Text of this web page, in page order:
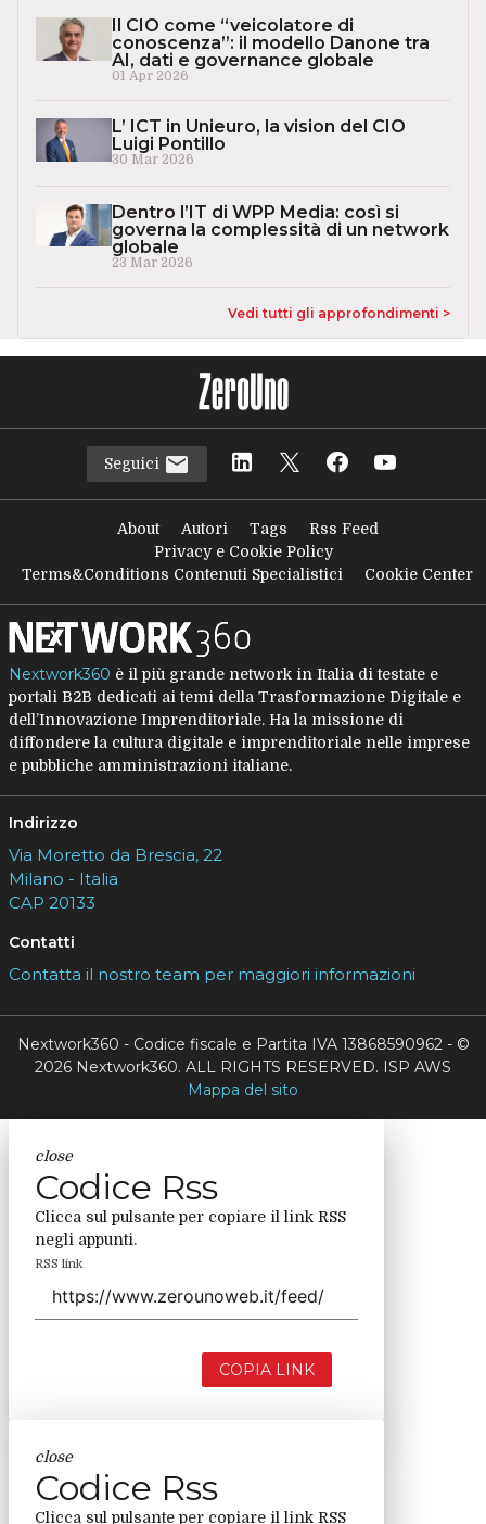
Il CIO come “veicolatore di
conoscenza”: il modello Danone tra
AI, dati e governance globale
01 Apr 2026
L’ ICT in Unieuro, la vision del CIO
Luigi Pontillo
30 Mar 2026
Dentro l’IT di WPP Media: così si
governa la complessità di un network
globale
23 Mar 2026
Vedi tutti gli approfondimenti >
Seguici
About Autori Tags
Rss Feed
Privacy e Cookie Policy
Terms&Conditions Contenuti Specialistici
Cookie Center
Nextwork360 è il più grande network in Italia di testate e
portali B2B dedicati ai temi della Trasformazione Digitale e
dell’Innovazione Imprenditoriale. Ha la missione di
diffondere la cultura digitale e imprenditoriale nelle imprese
e pubbliche amministrazioni italiane.
Indirizzo
Via Moretto da Brescia, 22
Milano - Italia
CAP 20133
Contatti
Contatta il nostro team per maggiori informazioni
Nextwork360 - Codice fiscale e Partita IVA 13868590962 - ©
2026 Nextwork360. ALL RIGHTS RESERVED. ISP AWS
Mappa del sito
close
Codice Rss
Clicca sul pulsante per copiare il link RSS
negli appunti.
RSS link
COPIA LINK
close
Codice Rss
Clicca sul pulsante per copiare il link RSS